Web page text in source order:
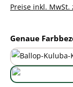
Preise inkl. MwSt.
Genaue